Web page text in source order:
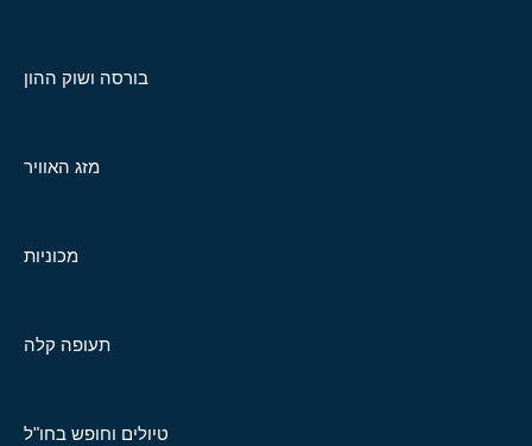
בורסה ושוק ההון
מזג האוויר
מכוניות
תעופה קלה
טיולים וחופש בחו"ל